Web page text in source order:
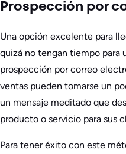
Prospección por
Una opción excelente para
quizá no tengan tiempo para
prospección por correo
ventas pueden tomarse un
un mensaje meditado que
producto o servicio para sus
Para tener éxito con este